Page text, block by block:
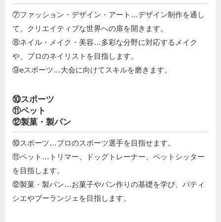
⑦ファッション・デザイン・アート…デザイン制作を通し
て、クリエイティブな世界への扉を開きます。
⑧ネイル・メイク・美容…多彩な分野に対応するメイク
や、プロのネイリストを目指します。
⑨eスポーツ…大会に向けてスキルを磨きます。
⑩スポーツ
⑪ペット
⑫製菓・製パン
⑩スポーツ…プロのスポーツ選手を目指せます。
⑪ペット…トリマー、ドッグトレーナー、ペットシッター
を目指します。
⑫製菓・製パン…お菓子やパン作りの基礎を学び、パティ
シエやブーランジェを目指します。